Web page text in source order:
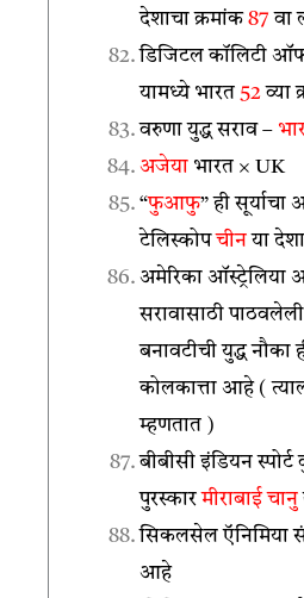
देशाचा क्रमांक87 वा
डिजिटल कॉलिटी
यामध्ये भारत 52व्या
वरुणा युद्ध सराव –
अजेया भारत × UK
“फुआफु” ही
टेलिस्कोपचीनया
अमेरिका ऑस्ट्रेलिया
सरावासाठी
बनावटीची युद्ध नौका
कोलकात्ता आहे (
म्हणतात )
बीबीसी इंडियन
पुरस्कारमीराबाई चानु
सिकलसेल ऍनिमिया
आहे